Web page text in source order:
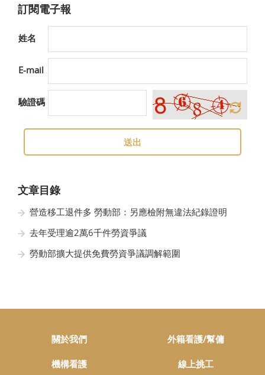
訂閱電子報
姓名
E-mail
驗證碼
送出
文章目錄
營造移工退件多 勞動部：另應檢附無違法紀錄證明
去年受理逾2萬6千件勞資爭議
勞動部擴大提供免費勞資爭議調解範圍
關於我們 外籍看護/幫傭
機構看護 線上挑工